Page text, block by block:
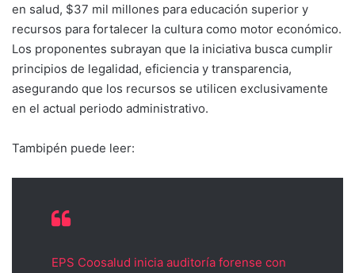
en salud, $37 mil millones para educación superior y
recursos para fortalecer la cultura como motor económico.
Los proponentes subrayan que la iniciativa busca cumplir
principios de legalidad, eficiencia y transparencia,
asegurando que los recursos se utilicen exclusivamente
en el actual periodo administrativo.
Tambipén puede leer:
EPS Coosalud inicia auditoría forense con